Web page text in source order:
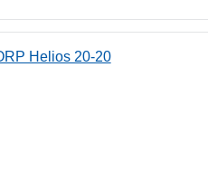
Helios 20-20